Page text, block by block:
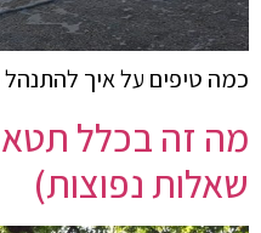
כמה טיפים על איך
מה זה בכלל תטא
שאלות נפוצות)